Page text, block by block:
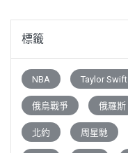
標籤
NBA Taylor Swift
俄烏戰爭 俄羅斯
北約 周星馳